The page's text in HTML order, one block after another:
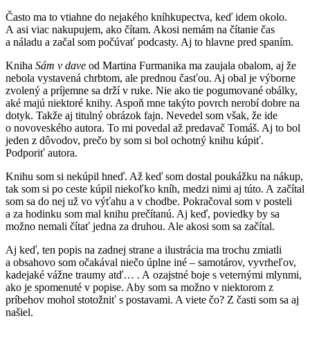
Často ma to vtiahne do nejakého kníhkupectva, keď idem okolo.
A asi viac nakupujem, ako čítam. Akosi nemám na čítanie čas
a náladu a začal som počúvať podcasty. Aj to hlavne pred spaním.
Kniha Sám v dave od Martina Furmanika ma zaujala obalom, aj že
nebola vystavená chrbtom, ale prednou časťou. Aj obal je výborne
zvolený a príjemne sa drží v ruke. Nie ako tie pogumované obálky,
aké majú niektoré knihy. Aspoň mne takýto povrch nerobí dobre na
dotyk. Takže aj titulný obrázok fajn. Nevedel som však, že ide
o novoveského autora. To mi povedal až predavač Tomáš. Aj to bol
jeden z dôvodov, prečo by som si bol ochotný knihu kúpiť.
Podporiť autora.
Knihu som si nekúpil hneď. Až keď som dostal poukážku na nákup,
tak som si po ceste kúpil niekoľko kníh, medzi nimi aj túto. A začítal
som sa do nej už vo výťahu a v chodbe. Pokračoval som v posteli
a za hodinku som mal knihu prečítanú. Aj keď, poviedky by sa
možno nemali čítať jedna za druhou. Ale akosi som sa začítal.
Aj keď, ten popis na zadnej strane a ilustrácia ma trochu zmiatli
a obsahovo som očakával niečo úplne iné – samotárov, vyvrheľov,
kadejaké vážne traumy atď… . A ozajstné boje s veternými mlynmi,
ako je spomenuté v popise. Aby som sa možno v niektorom z
príbehov mohol stotožniť s postavami. A viete čo? Z časti som sa aj
našiel.